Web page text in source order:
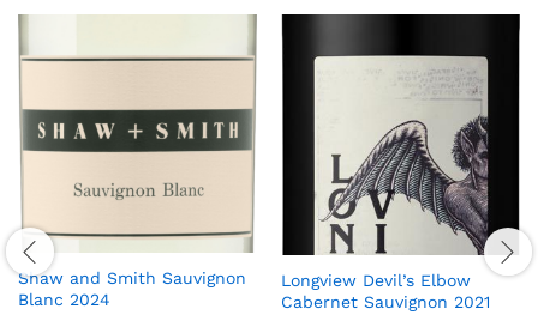
Shaw and Smith Sauvignon
Blanc 2024
Longview Devil’s Elbow
Cabernet Sauvignon 2021